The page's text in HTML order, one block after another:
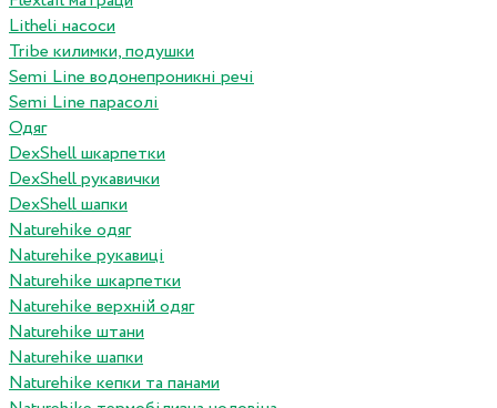
Litheli насоси
Tribe килимки, подушки
Semi Line водонепроникні речі
Semi Line парасолі
Одяг
DexShell шкарпетки
DexShell рукавички
DexShell шапки
Naturehike одяг
Naturehike рукавиці
Naturehike шкарпетки
Naturehike верхній одяг
Naturehike штани
Naturehike шапки
Naturehike кепки та панами